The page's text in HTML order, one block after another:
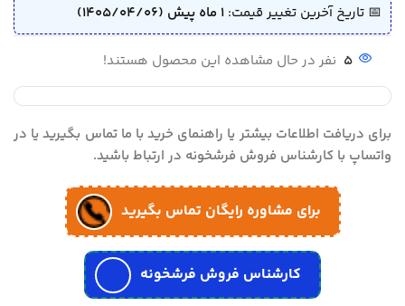
📅 تاریخ آخرین تغییر قیمت: 1 ماه پیش (1405/04/06)
5 نفر در حال مشاهده این محصول هستند!
برای دریافت اطلاعات بیشتر یا راهنمای خرید با ما تماس بگیرید یا در
واتساپ با کارشناس فروش فرشخونه در ارتباط باشید.
برای مشاوره رایگان تماس بگیرید
کارشناس فروش فرشخونه